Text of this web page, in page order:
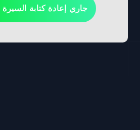
جاري إعادة كتابة السيرة